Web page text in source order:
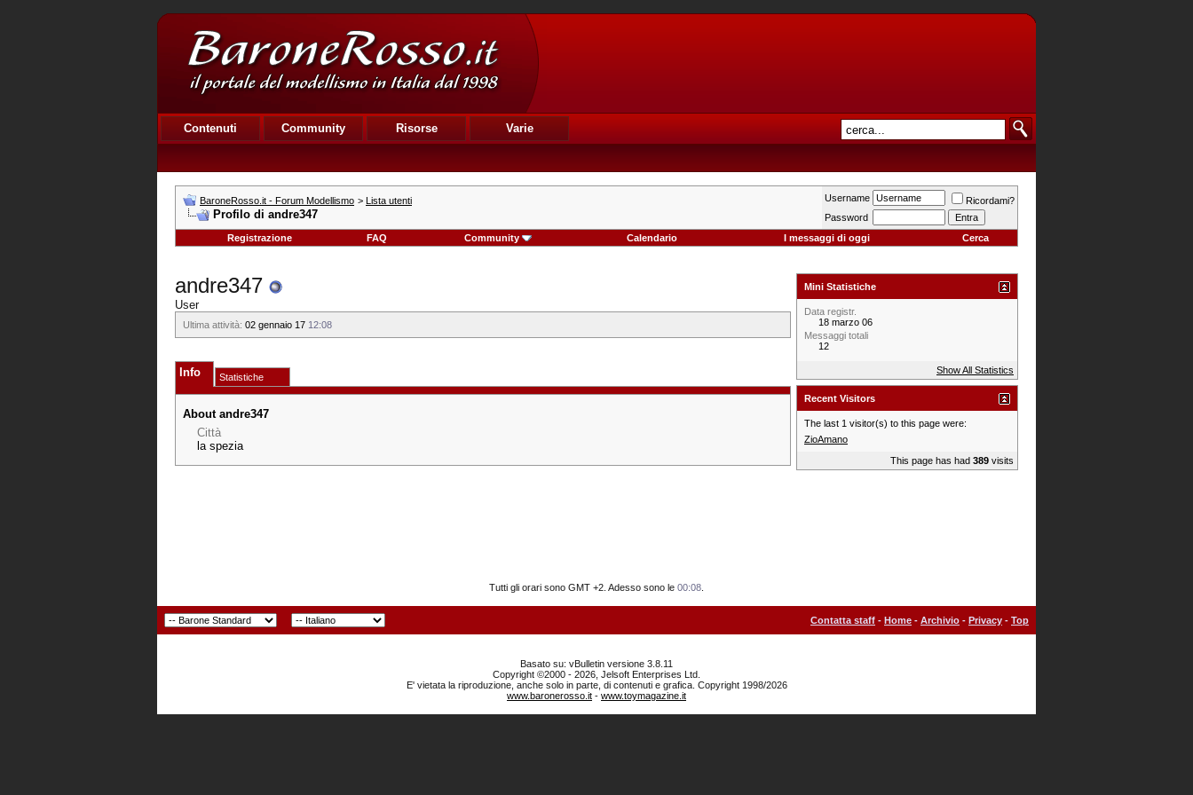
Contenuti Community Risorse Varie
BaroneRosso.it - Forum Modellismo > Lista utenti
Profilo di andre347
Username
Ricordami?
Password
Registrazione
FAQ Community Calendario I messaggi di oggi Cerca
andre347
User
Ultima attività: 02 gennaio 17 12:08
Info Statistiche
About andre347
Città
la spezia
Mini Statistiche
Data registr.
18 marzo 06
Messaggi totali
12
Show All Statistics
Recent Visitors
The last 1 visitor(s) to this page were:
ZioAmano
This page has had 389 visits
Tutti gli orari sono GMT +2. Adesso sono le 00:08
Contatta staff - Home - Archivio - Privacy - Top
Basato su: vBulletin versione 3.8.11
Copyright ©2000 - 2026, Jelsoft Enterprises Ltd.
E' vietata la riproduzione, anche solo in parte, di contenuti e grafica. Copyright 1998/2026
www.baronerosso.it - www.toymagazine.it